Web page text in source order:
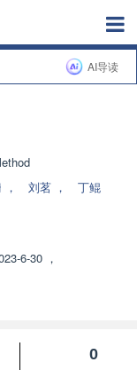
AI导读
， 刘茗 ，
丁鲲
6-30 ，
0